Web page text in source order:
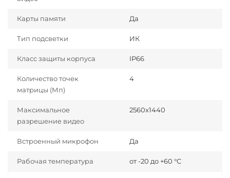
Карты памяти Да
Тип подсветки ИК
Класс защиты корпуса IP66
Количество точек
матрицы (Мп)
4
Максимальное
разрешение видео
2560x1440
Встроенный микрофон Да
Рабочая температура от -20 до +60 °С